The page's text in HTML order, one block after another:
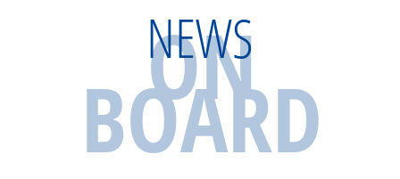
NEWS
ON
BOARD